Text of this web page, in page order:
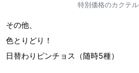
特別価格のカクテル
その他、
色とりどり！
日替わりピンチョス（随時5種）